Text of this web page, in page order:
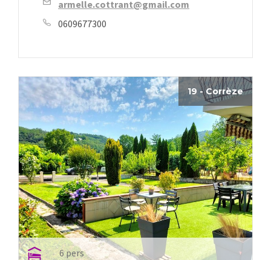
armelle.cottrant@gmail.com
0609677300
19 - Corrèze
6 pers